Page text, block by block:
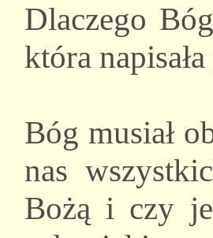
Dlaczego
która
Bóg musiał
nas
Bożą i czy